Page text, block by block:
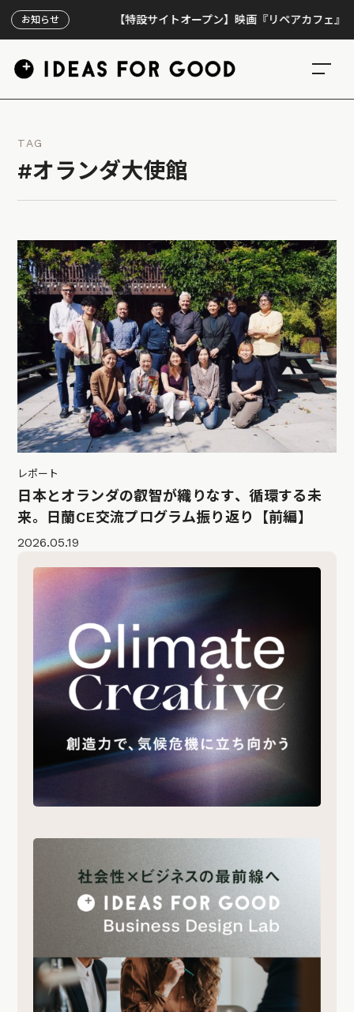
お知らせ 【特設サイトオープン】映画『リペアカフェ』、上
TAG
#オランダ大使館
レポート
日本とオランダの叡智が織りなす、循環する未
来。日蘭CE交流プログラム振り返り【前編】
2026.05.19